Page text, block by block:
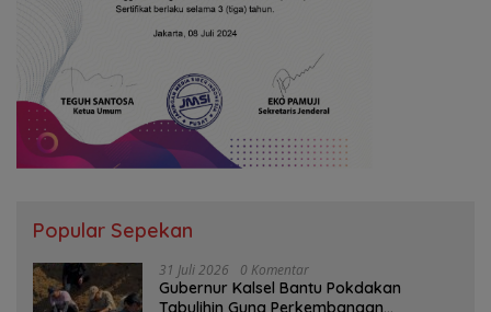
Popular Sepekan
31 Juli 2026 0 Komentar
Gubernur Kalsel Bantu Pokdakan
Tabulihin Guna Perkembangan